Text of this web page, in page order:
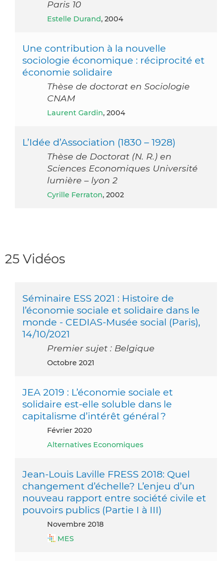
Paris 10
Estelle Durand, 2004
Une contribution à la nouvelle
sociologie économique : réciprocité et
économie solidaire
Thèse de doctorat en Sociologie
CNAM
Laurent Gardin, 2004
L’Idée d’Association (1830 – 1928)
Thèse de Doctorat (N. R.) en
Sciences Economiques Université
lumière – lyon 2
Cyrille Ferraton, 2002
25 Vidéos
Séminaire ESS 2021 : Histoire de
l’économie sociale et solidaire dans le
monde - CEDIAS-Musée social (Paris),
14/10/2021
Premier sujet : Belgique
octobre 2021
JEA 2019 : L’économie sociale et
solidaire est-elle soluble dans le
capitalisme d’intérêt général ?
février 2020
Alternatives Economiques
Jean-Louis Laville FRESS 2018: Quel
changement d’échelle? L’enjeu d’un
nouveau rapport entre société civile et
pouvoirs publics (Partie I à III)
novembre 2018
MES